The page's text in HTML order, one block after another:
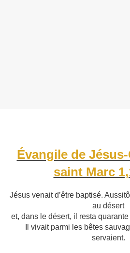
Évangile de
saint Marc
Jésus venait d’être baptisé.
au désert
et, dans le désert, il resta
Il vivait parmi les bêtes
servaient.